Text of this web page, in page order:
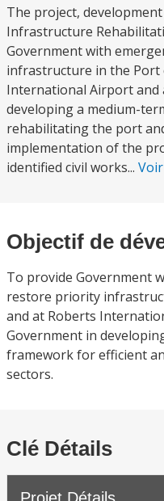
The project,
Infrastructure
Government with
infrastructure in the Port
International Airport and
developing a medium-
rehabilitating the port
implementation of the
identified civil works...
Objectif de
To provide Government
restore priority
and at Roberts
Government in
framework for efficient
sectors.
Clé Détails